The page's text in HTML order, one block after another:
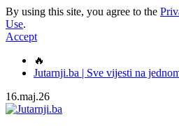
By using this site, you agree to the
Use.
Accept
🔥
Jutarnji.ba | Sve vijesti na
16.maj.26